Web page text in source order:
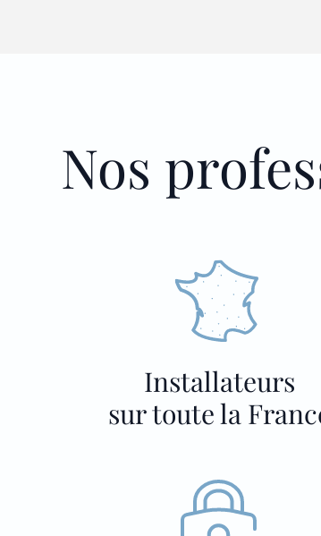
Nos
Installateurs
sur toute la